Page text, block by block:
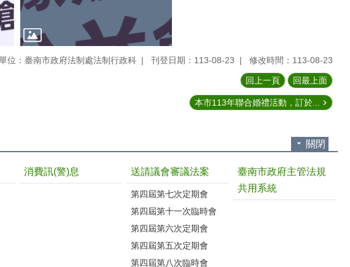
位：臺南市政府法制處法制行政科 刊登日期：113-08-23 修改時間：113-08-23
回上一頁 回最上面
本市113年聯合婚禮活動，訂於...
關閉
消費訊(警)息 送請議會審議法案
第四屆第七次定期會
第四屆第十一次臨時會
第四屆第六次定期會
第四屆第五次定期會
第四屆第八次臨時會
臺南市政府主管法規
共用系統